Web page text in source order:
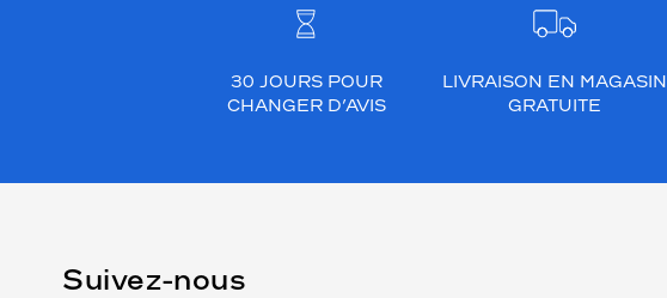
30 JOURS POUR
CHANGER D’AVIS
LIVRAISON EN MAGASIN
GRATUITE
Suivez-nous